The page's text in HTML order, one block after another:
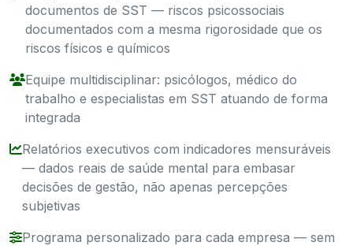
documentos de SST — riscos psicossociais
documentados com a mesma rigorosidade que os
riscos físicos e químicos
Equipe multidisciplinar: psicólogos, médico do
trabalho e especialistas em SST atuando de forma
integrada
Relatórios executivos com indicadores mensuráveis
— dados reais de saúde mental para embasar
decisões de gestão, não apenas percepções
subjetivas
Programa personalizado para cada empresa — sem